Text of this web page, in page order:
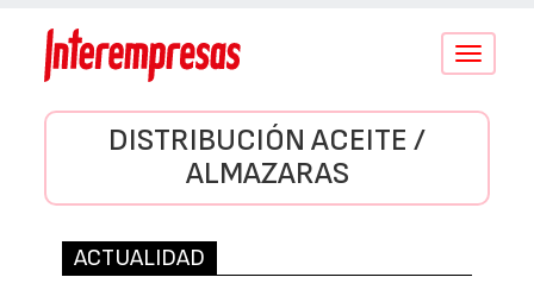
Conmutar
DISTRIBUCIÓN ACEITE /
ALMAZARAS
ACTUALIDAD